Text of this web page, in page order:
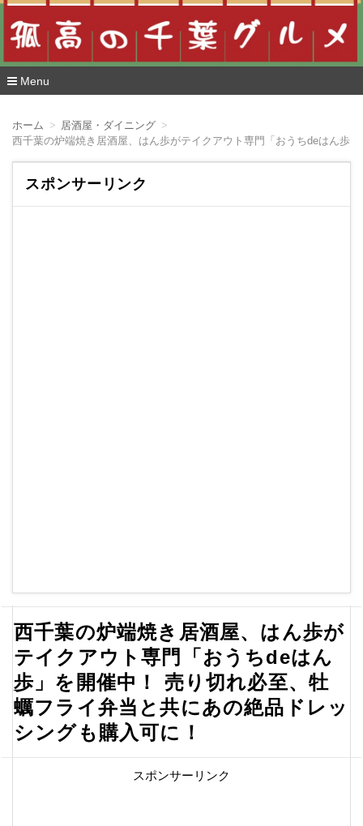
Menu
ホーム 居酒屋・ダイニング
スポンサーリンク
西千葉の炉端焼き居酒屋、はん歩が
テイクアウト専門「おうちdeはん
歩」を開催中！ 売り切れ必至、牡
蠣フライ弁当と共にあの絶品ドレッ
シングも購入可に！
スポンサーリンク